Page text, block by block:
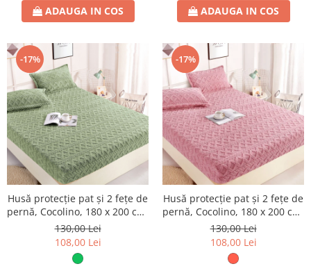
ADAUGA IN COS ADAUGA IN COS
-17%
Husă protecție pat și 2 fețe de
pernă, Cocolino, 180 x 200 cm,
3 piese, HPP60
130,00 Lei
108,00 Lei
-17%
Husă protecție pat și 2 fețe de
pernă, Cocolino, 180 x 200 cm,
3 piese, HPP61
130,00 Lei
108,00 Lei